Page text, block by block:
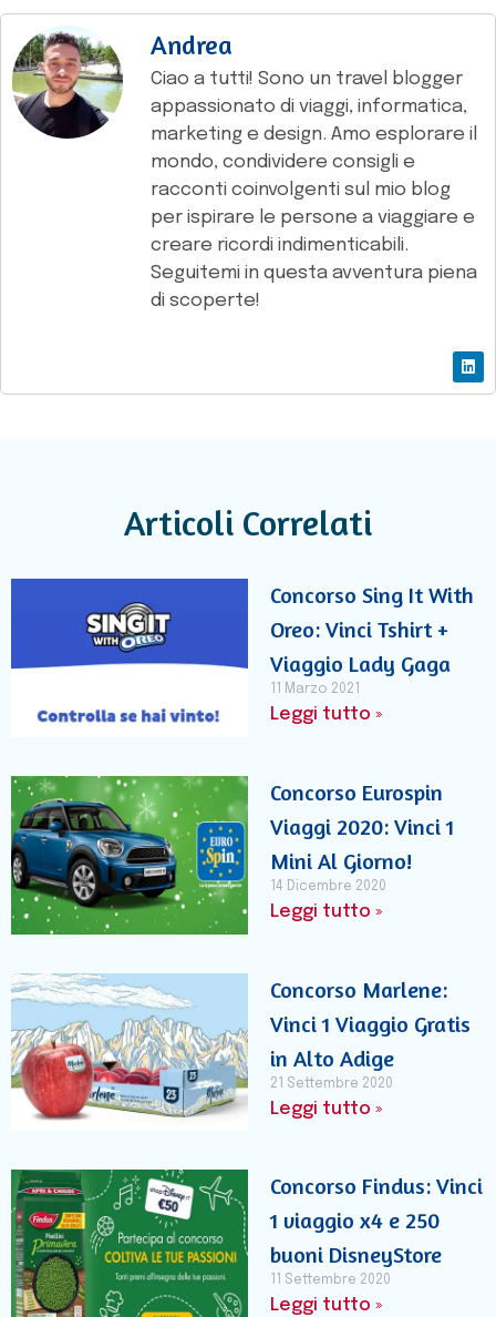
Andrea
Ciao a tutti! Sono un travel blogger
appassionato di viaggi, informatica,
marketing e design. Amo esplorare il
mondo, condividere consigli e
racconti coinvolgenti sul mio blog
per ispirare le persone a viaggiare e
creare ricordi indimenticabili.
Seguitemi in questa avventura piena
di scoperte!
Articoli Correlati
Concorso Sing It With
Oreo: Vinci Tshirt +
Viaggio Lady Gaga
11 Marzo 2021
Leggi tutto »
Concorso Eurospin
Viaggi 2020: Vinci 1
Mini Al Giorno!
14 Dicembre 2020
Leggi tutto »
Concorso Marlene:
Vinci 1 Viaggio Gratis
in Alto Adige
21 Settembre 2020
Leggi tutto »
Concorso Findus: Vinci
1 viaggio x4 e 250
buoni DisneyStore
11 Settembre 2020
Leggi tutto »